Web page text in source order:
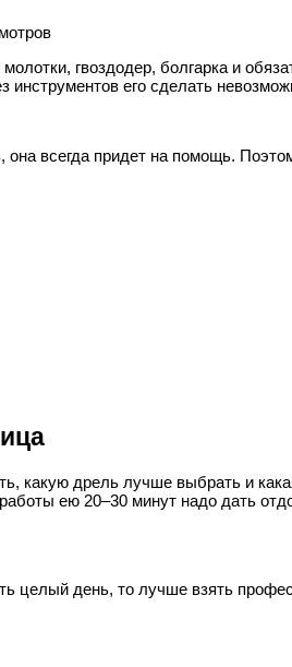
гвоздодер, болгарка и
инструментов его сделать
она всегда придет на помощь.
какую дрель лучше выбрать и
ею 20–30 минут надо дать
целый день, то лучше взять